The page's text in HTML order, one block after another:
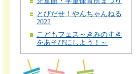
とびだせ！やんちゃんねる
2022
こどもフェス～きみのすき
をあそびにしよう！～